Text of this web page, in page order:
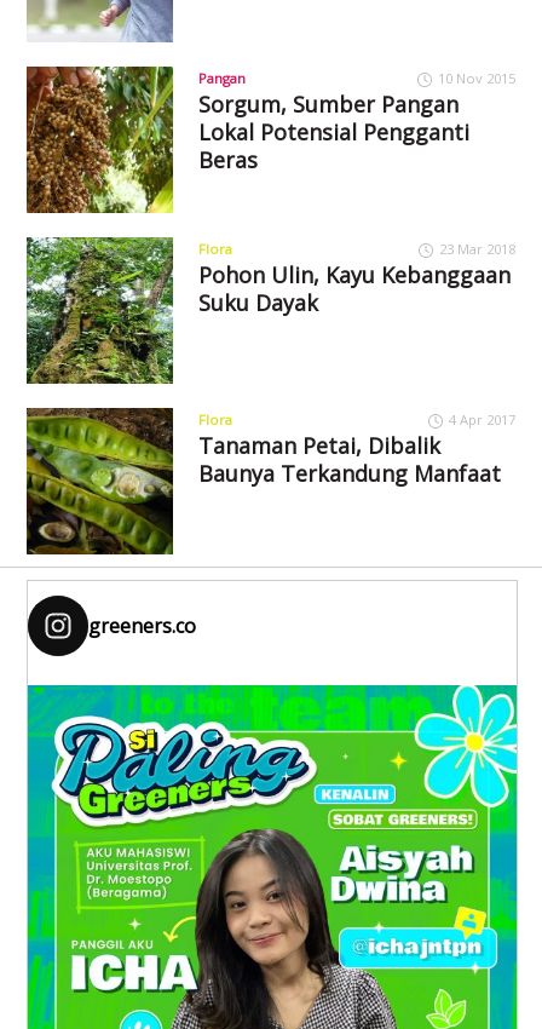
Pangan 10 Nov 2015
Sorgum, Sumber Pangan
Lokal Potensial Pengganti
Beras
Flora 23 Mar 2018
Pohon Ulin, Kayu Kebanggaan
Suku Dayak
Flora 4 Apr 2017
Tanaman Petai, Dibalik
Baunya Terkandung Manfaat
greeners.co